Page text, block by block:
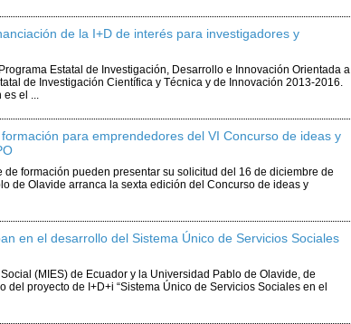
de la I+D de interés para investigadores y
Estatal de Investigación, Desarrollo e Innovación Orientada a
de Investigación Científica y Técnica y de Innovación 2013-2016.
es el ...
para emprendedores del VI Concurso de ideas y
de formación pueden presentar su solicitud del 16 de diciembre de
de Olavide arranca la sexta edición del Concurso de ideas y
en el desarrollo del Sistema Único de Servicios Sociales
(MIES) de Ecuador y la Universidad Pablo de Olavide, de
proyecto de I+D+i “Sistema Único de Servicios Sociales en el